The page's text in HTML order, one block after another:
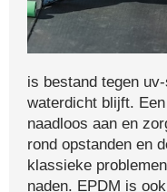
is bestand tegen
waterdicht blijft.
naadloos aan en
rond opstanden en
klassieke
naden. EPDM is